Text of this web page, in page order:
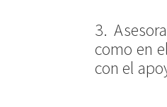
3.
como en
con el